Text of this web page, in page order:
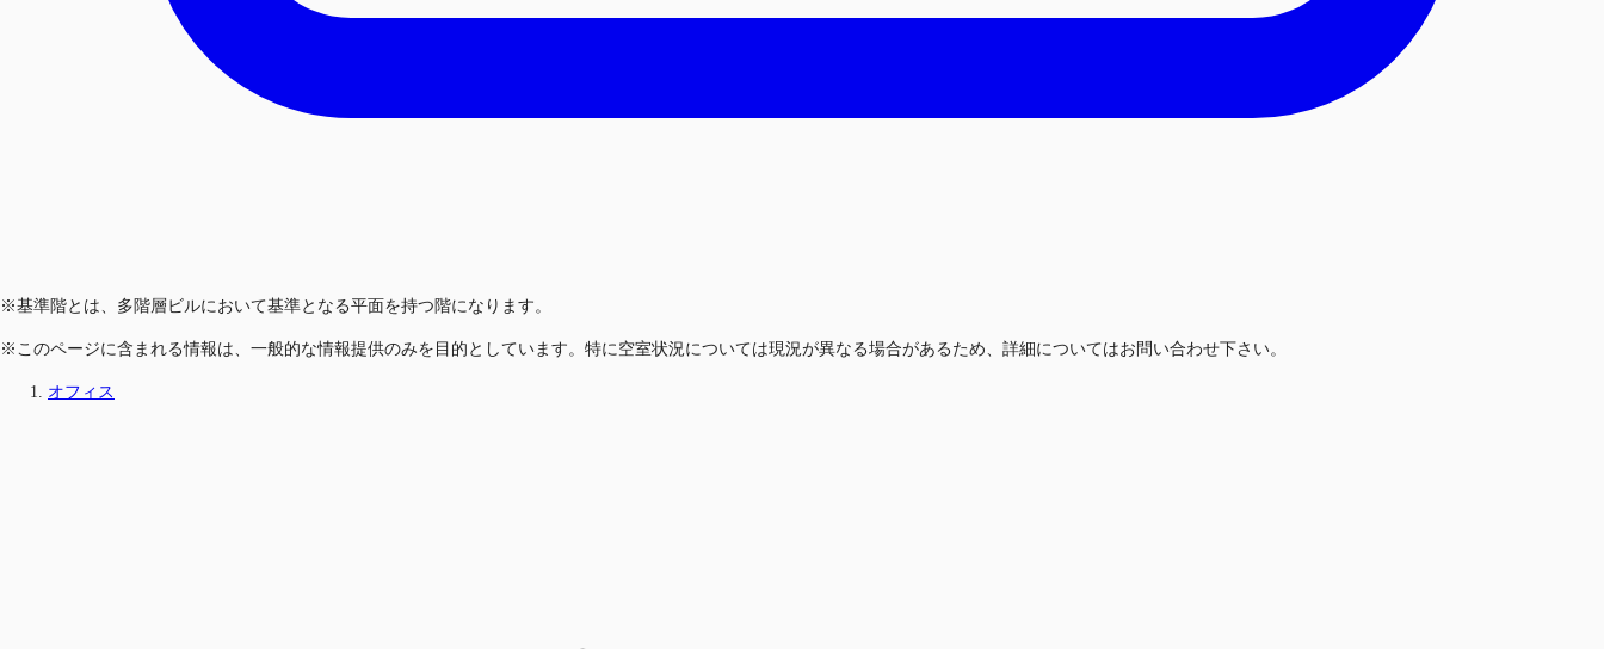
※基準階とは、多階層ビルにおいて基準となる平面を持つ階になります。
※このページに含まれる情報は、一般的な情報提供のみを目的としています。特に空室状況については現況が異なる場合があるため、詳細についてはお問い合わせ下さい。
オフィス